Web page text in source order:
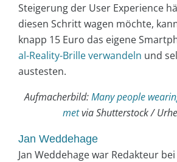
Steigerung der User Experience
diesen Schritt wagen möchte,
knapp 15 Euro das eigene
al-Reality-Brille verwandeln und
austesten.
Aufmacherbild:Many people
metvia Shutterstock /
Jan Weddehage
Jan Weddehage war Redakteur bei